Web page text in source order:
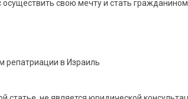
свою мечту и стать гражданином
репатриации в Израиль